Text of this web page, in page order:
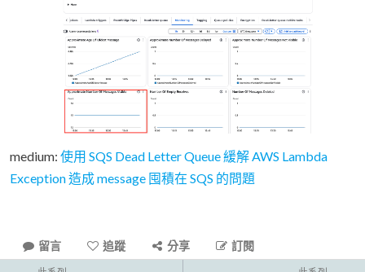
medium: 使用 SQS Dead Letter Queue 緩解 AWS Lambda
Exception 造成 message 囤積在 SQS 的問題
留言 追蹤 分享 訂閱